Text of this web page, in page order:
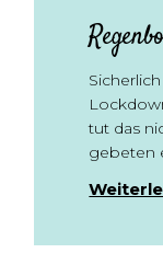
tut das
gebeten